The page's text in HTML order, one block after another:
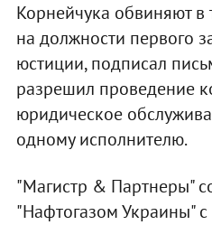
Корнейчука обвиняют в
на должности первого
юстиции, подписал
разрешил проведение
юридическое
одному исполнителю.
"Магистр & Партнеры"
"Нафтогазом Украины"